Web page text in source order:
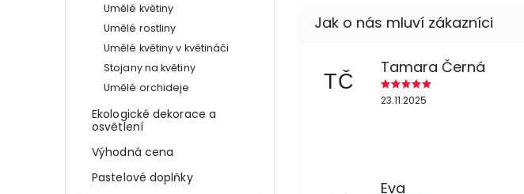
Umělé květiny
Umělé rostliny
Umělé květiny v květináči
Stojany na květiny
Umělé orchideje
Ekologické dekorace a
osvětlení
Výhodná cena
Pastelové doplňky
TČ
Tamara Černá
23.11.2025
Eva